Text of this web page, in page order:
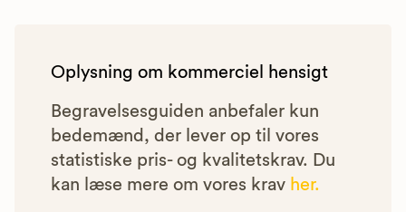
Oplysning om kommerciel hensigt
Begravelsesguiden anbefaler kun
bedemænd, der lever op til vores
statistiske pris- og kvalitetskrav. Du
kan læse mere om vores krav her.